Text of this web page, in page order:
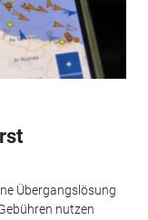
Übergangslösung
nutzen